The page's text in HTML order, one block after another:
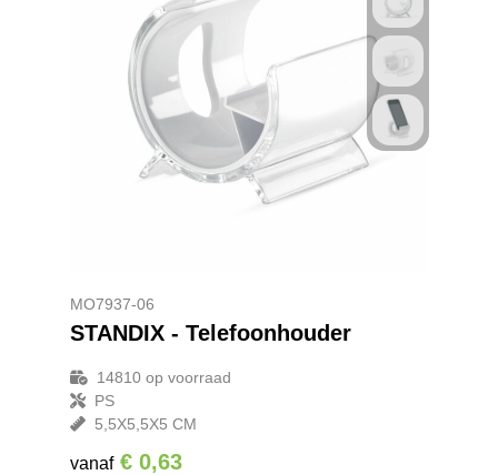
MO7937-06
STANDIX - Telefoonhouder
14810op voorraad
PS
5,5X5,5X5 CM
vanaf € 0,63